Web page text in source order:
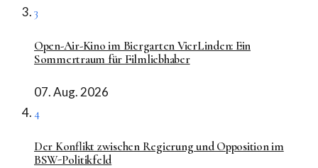
3
Open-Air-Kino im Biergarten VierLinden: Ein
Sommertraum für Filmliebhaber
07. Aug. 2026
4
Der Konflikt zwischen Regierung und Opposition im
BSW-Politikfeld